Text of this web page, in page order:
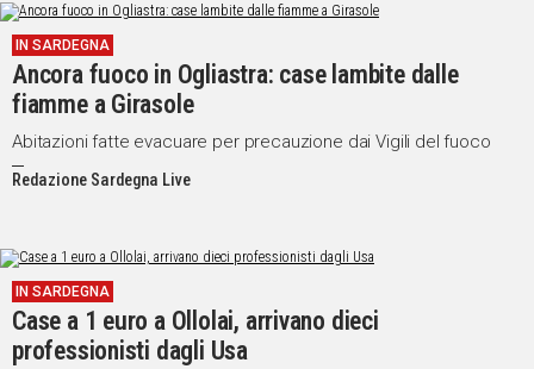
IN SARDEGNA
Ancora fuoco in Ogliastra: case lambite dalle
fiamme a Girasole
Abitazioni fatte evacuare per precauzione dai Vigili del fuoco
Redazione Sardegna Live
IN SARDEGNA
Case a 1 euro a Ollolai, arrivano dieci
professionisti dagli Usa